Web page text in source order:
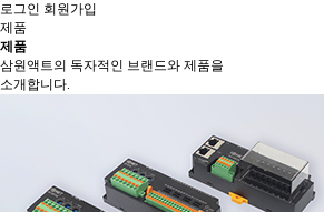
로그인 회원가입
제품
제품
삼원액트의 독자적인 브랜드와 제품을
소개합니다.